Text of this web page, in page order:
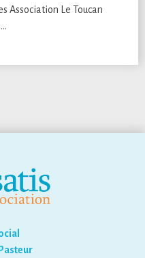
Association Le Toucan